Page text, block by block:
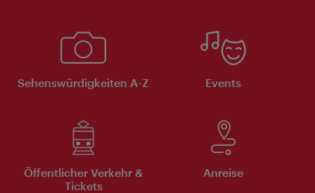
Sehenswürdigkeiten A-Z Events
Öffentlicher Verkehr &
Tickets
Anreise